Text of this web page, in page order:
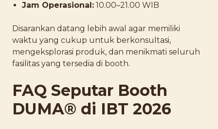
Jam Operasional: 10.00–21.00 WIB
Disarankan datang lebih awal agar memiliki
waktu yang cukup untuk berkonsultasi,
mengeksplorasi produk, dan menikmati seluruh
fasilitas yang tersedia di booth.
FAQ Seputar Booth
DUMA® di IBT 2026